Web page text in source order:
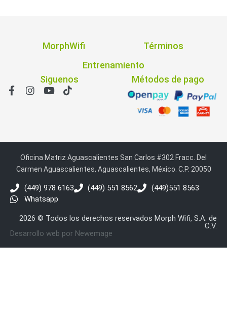
MorphWifi
Términos
Entrenamiento
Siguenos
Métodos de pago
Oficina Matriz Aguascalientes San Carlos #302 Fracc. Del
Carmen Aguascalientes, Aguascalientes, México. C.P. 20050
(449) 978 6163 (449) 551 8562
(449)551 8563
Whatsapp
2026 © Todos los derechos reservados Morph Wifi, S.A. de
C.V.
Desarrollo web por Newemage